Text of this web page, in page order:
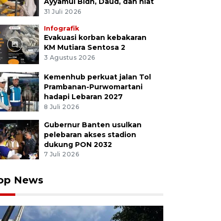
31 Juli 2026
Infografik
Evakuasi korban kebakaran
KM Mutiara Sentosa 2
3 Agustus 2026
Kemenhub perkuat jalan Tol
Prambanan-Purwomartani
hadapi Lebaran 2027
8 Juli 2026
Gubernur Banten usulkan
pelebaran akses stadion
dukung PON 2032
7 Juli 2026
News